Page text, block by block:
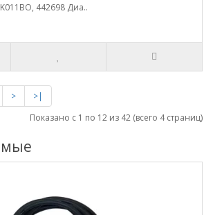
442698 Диа..
>
>|
Показано с 1 по 12 из 42 (всего 4 страниц)